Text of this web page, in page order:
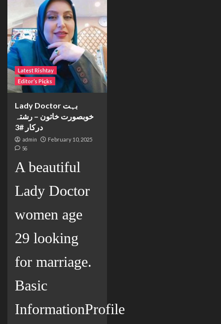
Latest Rishtay
Editor’s Picks
Lady Doctor بہت
خوبصورت خاتون – رشتہ
درکار #3
admin February 10, 2025
56
A beautiful
Lady Doctor
women age
29 looking
for marriage.
Basic
InformationProfile